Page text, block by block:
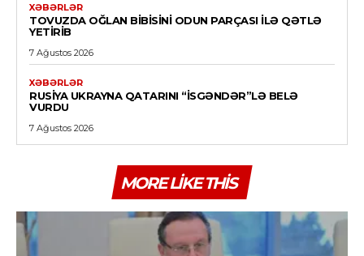
XƏBƏRLƏR
TOVUZDA OĞLAN BIBISINI ODUN PARÇASI ILƏ QƏTLƏ
YETIRIB
7 Ağustos 2026
XƏBƏRLƏR
RUSIYA UKRAYNA QATARINI “İSGƏNDƏR”LƏ BELƏ
VURDU
7 Ağustos 2026
MORE LIKE THIS